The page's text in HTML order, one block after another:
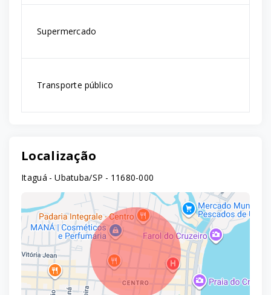
Supermercado
Transporte público
Localização
Itaguá - Ubatuba/SP - 11680-000